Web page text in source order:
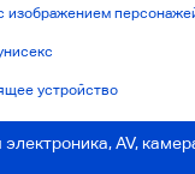
изображением
устройство
AV,